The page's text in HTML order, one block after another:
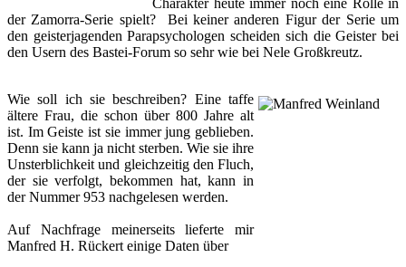
Charakter heute immer noch eine Rolle in
der Zamorra-Serie spielt? Bei keiner anderen Figur der Serie um
den geisterjagenden Parapsychologen scheiden sich die Geister bei
den Usern des Bastei-Forum so sehr wie bei Nele Großkreutz.
Wie soll ich sie beschreiben? Eine taffe
ältere Frau, die schon über 800 Jahre alt
ist. Im Geiste ist sie immer jung geblieben.
Denn sie kann ja nicht sterben. Wie sie ihre
Unsterblichkeit und gleichzeitig den Fluch,
der sie verfolgt, bekommen hat, kann in
der Nummer 953 nachgelesen werden.
Auf Nachfrage meinerseits lieferte mir
Manfred H. Rückert einige Daten über